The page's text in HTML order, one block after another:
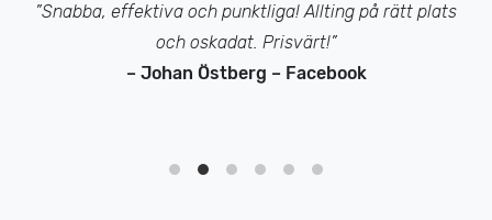
”Snabba, effektiva och punktliga! Allting på rätt plats
och oskadat. Prisvärt!”
– Johan Östberg – Facebook